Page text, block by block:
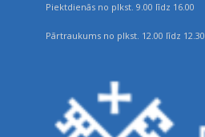
Piektdienās no plkst. 9.00 līdz 16.00
Pārtraukums no plkst. 12.00 līdz 12.30